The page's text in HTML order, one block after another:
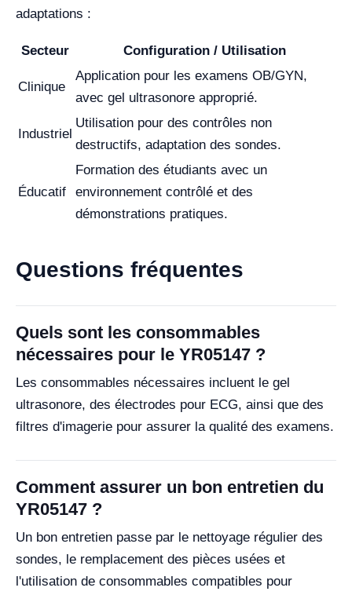
adaptations :
Secteur Configuration / Utilisation
Clinique
Application pour les examens OB/GYN,
avec gel ultrasonore approprié.
Industriel
Utilisation pour des contrôles non
destructifs, adaptation des sondes.
Éducatif
Formation des étudiants avec un
environnement contrôlé et des
démonstrations pratiques.
Questions fréquentes
Quels sont les consommables
nécessaires pour le YR05147 ?
Les consommables nécessaires incluent le gel
ultrasonore, des électrodes pour ECG, ainsi que des
filtres d'imagerie pour assurer la qualité des examens.
Comment assurer un bon entretien du
YR05147 ?
Un bon entretien passe par le nettoyage régulier des
sondes, le remplacement des pièces usées et
l'utilisation de consommables compatibles pour